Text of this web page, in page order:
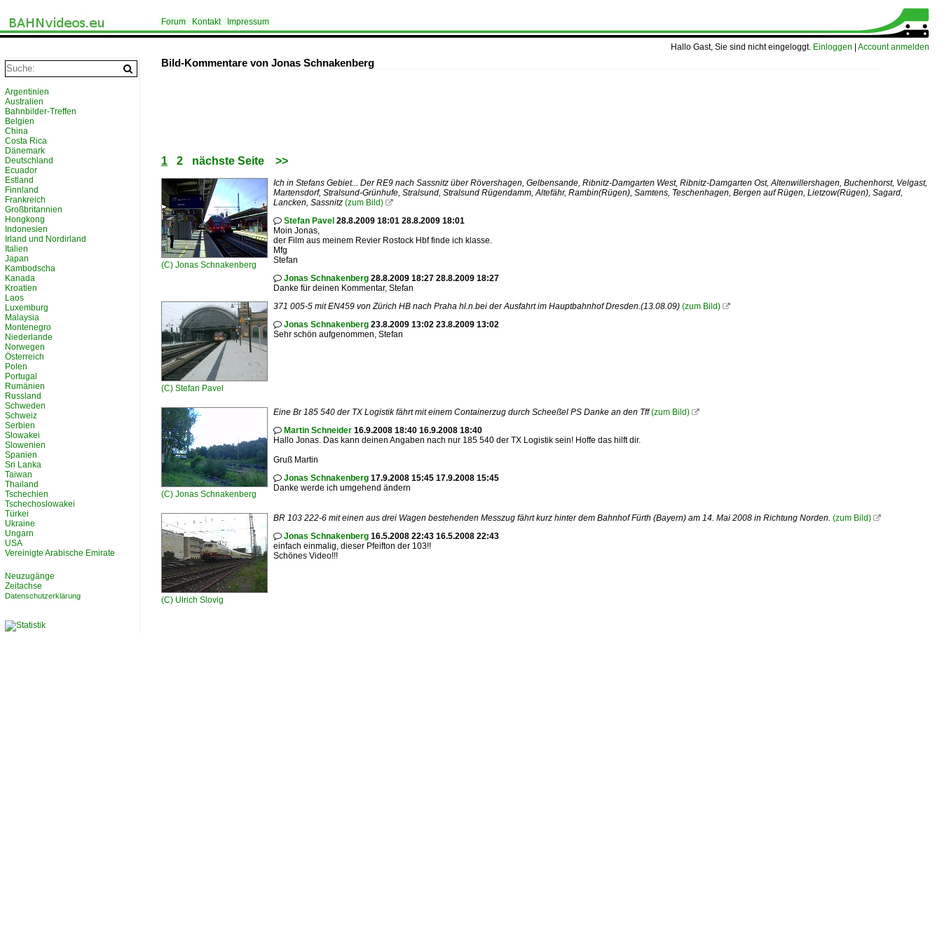
Hallo Gast, Sie sind nicht eingeloggt. Einloggen Account anmelden
Forum Kontakt Impressum
Bild-Kommentare von Jonas Schnakenberg
1 2 nächste Seite >>
(C) Jonas Schnakenberg
Ich in Stefans Gebiet... Der RE9 nach Sassnitz über Rövershagen, Gelbensande, Ribnitz-Damgarten West, Ribnitz-Damgarten Ost, Altenwillershagen, Buchenhorst, Velgast,
Martensdorf, Stralsund-Grünhufe, Stralsund, Stralsund Rügendamm, Altefähr, Rambin(Rügen), Samtens, Teschenhagen, Bergen auf Rügen, Lietzow(Rügen), Sagard,
Lancken, Sassnitz (zum Bild) 
 Stefan Pavel 28.8.2009 18:01 28.8.2009 18:01
Moin Jonas,
der Film aus meinem Revier Rostock Hbf finde ich klasse.
Mfg
Stefan
 Jonas Schnakenberg 28.8.2009 18:27 28.8.2009 18:27
Danke für deinen Kommentar, Stefan
(C) Stefan Pavel
371 005-5 mit EN459 von Zürich HB nach Praha hl.n.bei der Ausfahrt im Hauptbahnhof Dresden.(13.08.09) (zum Bild) 
 Jonas Schnakenberg 23.8.2009 13:02 23.8.2009 13:02
Sehr schön aufgenommen, Stefan
(C) Jonas Schnakenberg
Eine Br 185 540 der TX Logistik fährt mit einem Containerzug durch Scheeßel PS Danke an den Tff(zum Bild) 
 Martin Schneider 16.9.2008 18:40 16.9.2008 18:40
Hallo Jonas. Das kann deinen Angaben nach nur 185 540 der TX Logistik sein! Hoffe das hilft dir.
Gruß Martin
 Jonas Schnakenberg 17.9.2008 15:45 17.9.2008 15:45
Danke werde ich umgehend ändern
(C) Ulrich Slovig
BR 103 222-6 mit einen aus drei Wagen bestehenden Messzug fährt kurz hinter dem Bahnhof Fürth (Bayern) am 14. Mai 2008 in Richtung Norden. (zum Bild) 
 Jonas Schnakenberg 16.5.2008 22:43 16.5.2008 22:43
einfach einmalig, dieser Pfeifton der 103!!
Schönes Video!!!
Argentinien
Australien
Bahnbilder-Treffen
Belgien
China
Costa Rica
Dänemark
Deutschland
Ecuador
Estland
Finnland
Frankreich
Großbritannien
Hongkong
Indonesien
Irland und Nordirland
Italien
Japan
Kambodscha
Kanada
Kroatien
Laos
Luxemburg
Malaysia
Montenegro
Niederlande
Norwegen
Österreich
Polen
Portugal
Rumänien
Russland
Schweden
Schweiz
Serbien
Slowakei
Slowenien
Spanien
Sri Lanka
Taiwan
Thailand
Tschechien
Tschechoslowakei
Türkei
Ukraine
Ungarn
USA
Vereinigte Arabische Emirate
Neuzugänge
Zeitachse
Datenschutzerklärung